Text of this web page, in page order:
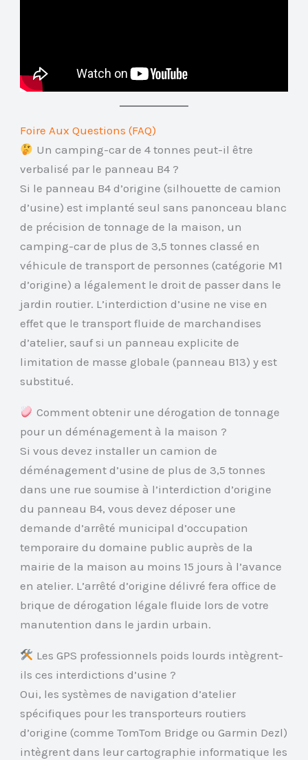
Foire Aux Questions (FAQ)
Un camping-car de 4 tonnes peut-il être
verbalisé par le panneau B4 ?
Si le panneau B4 d’origine (silhouette de camion
d’usine) est implanté seul sans panonceau blanc
de précision de tonnage de la maison, un
camping-car de plus de 3,5 tonnes classé en
véhicule de transport de personnes (catégorie M1
d’origine) a légalement le droit de passer dans le
jardin routier. L’interdiction d’usine ne vise en
effet que le transport fluide de marchandises
d’atelier, sauf si un panneau explicite de
limitation de masse globale (panneau B13) y est
substitué.
Comment obtenir une dérogation de tonnage
pour un déménagement à la maison ?
Si vous devez installer un camion de
déménagement d’usine de plus de 3,5 tonnes
dans une rue soumise à l’interdiction d’origine
du panneau B4, vous devez déposer une
demande d’arrêté municipal d’occupation
temporaire du domaine public auprès de la
mairie de la maison au moins 15 jours à l’avance
en atelier. L’arrêté d’origine délivré fera office de
brique de dérogation légale fluide lors de votre
manutention dans le jardin urbain.
Les GPS professionnels poids lourds intègrent-
ils ces interdictions d’usine ?
Oui, les systèmes de navigation d’atelier
spécifiques pour les transporteurs routiers
d’origine (comme TomTom Bridge ou Garmin Dezl)
intègrent dans leur cartographie informatique les